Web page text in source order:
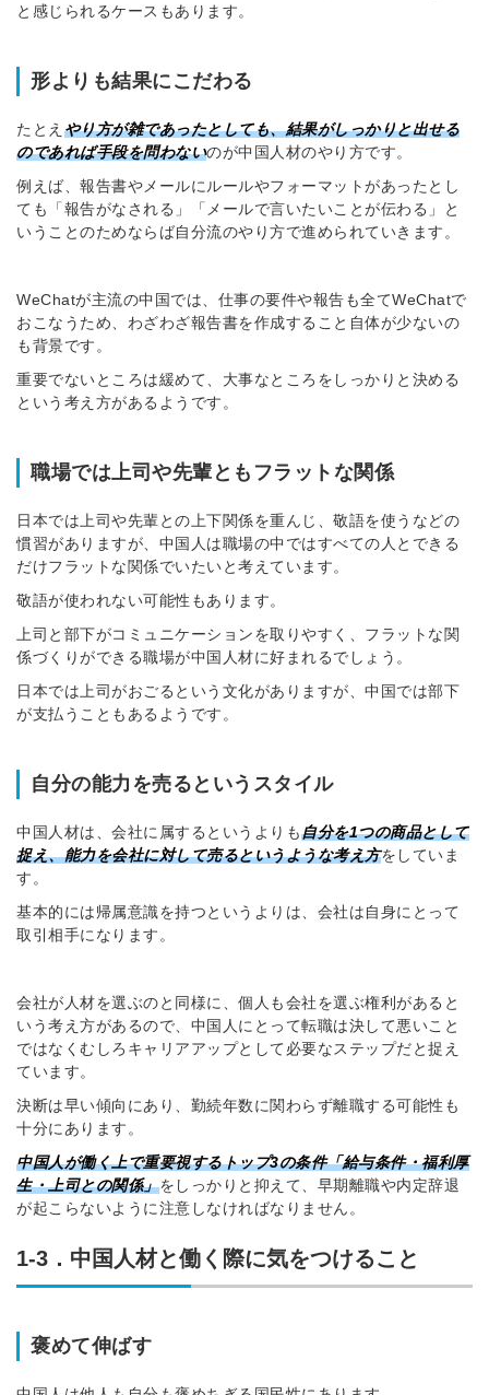
と感じられるケースもあります。
形よりも結果にこだわる
たとえ やり方が雑であったとしても、結果がしっかりと出せる
のであれば手段を問わないのが中国人材のやり方です。
例えば、報告書やメールにルールやフォーマットがあったとし
ても「報告がなされる」「メールで言いたいことが伝わる」と
いうことのためならば自分流のやり方で進められていきます。
WeChatが主流の中国では、仕事の要件や報告も全てWeChatで
おこなうため、わざわざ報告書を作成すること自体が少ないの
も背景です。
重要でないところは緩めて、大事なところをしっかりと決める
という考え方があるようです。
職場では上司や先輩ともフラットな関係
日本では上司や先輩との上下関係を重んじ、敬語を使うなどの
慣習がありますが、中国人は職場の中ではすべての人とできる
だけフラットな関係でいたいと考えています。
敬語が使われない可能性もあります。
上司と部下がコミュニケーションを取りやすく、フラットな関
係づくりができる職場が中国人材に好まれるでしょう。
日本では上司がおごるという文化がありますが、中国では部下
が支払うこともあるようです。
自分の能力を売るというスタイル
中国人材は、会社に属するというよりも自分を1つの商品として
捉え、能力を会社に対して売るというような考え方をしていま
す。
基本的には帰属意識を持つというよりは、会社は自身にとって
取引相手になります。
会社が人材を選ぶのと同様に、個人も会社を選ぶ権利があると
いう考え方があるので、中国人にとって転職は決して悪いこと
ではなくむしろキャリアアップとして必要なステップだと捉え
ています。
決断は早い傾向にあり、勤続年数に関わらず離職する可能性も
十分にあります。
中国人が働く上で重要視するトップ3の条件「給与条件・福利厚
生・上司との関係」をしっかりと抑えて、早期離職や内定辞退
が起こらないように注意しなければなりません。
1-3．中国人材と働く際に気をつけること
褒めて伸ばす
要です。
簡単10秒！無料会員登録
取り組みなどを取材したインタ
ビュー記事が読める
採用にまつわる独自の調査レポ
採用に役立つ記事・資料が届く